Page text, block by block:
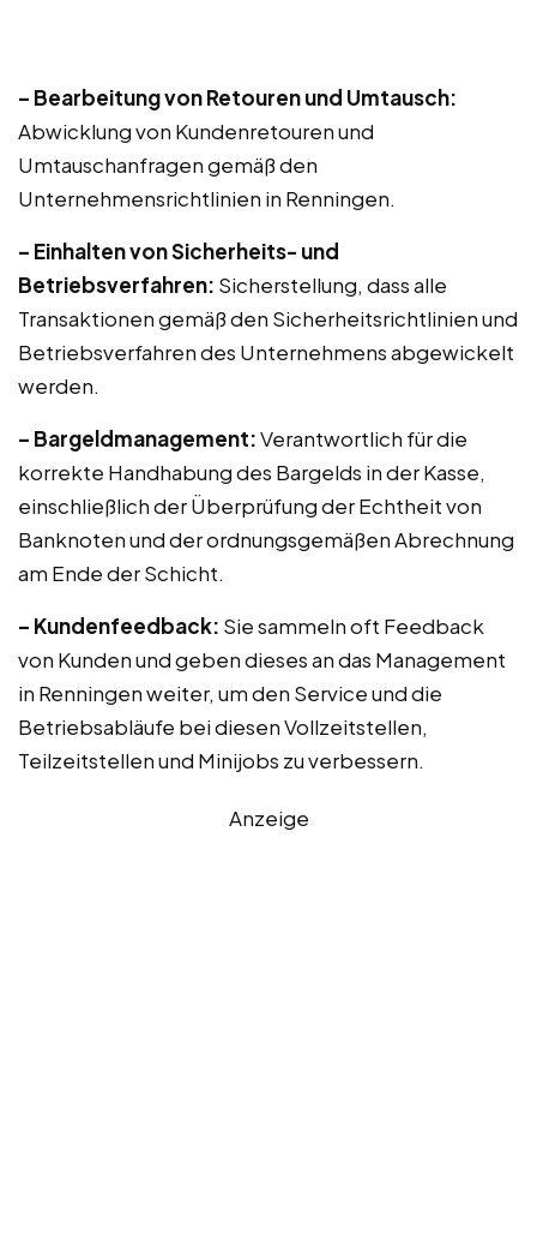
– Bearbeitung von Retouren und Umtausch:
Abwicklung von Kundenretouren und
Umtauschanfragen gemäß den
Unternehmensrichtlinien in Renningen.
– Einhalten von Sicherheits- und
Betriebsverfahren: Sicherstellung, dass alle
Transaktionen gemäß den Sicherheitsrichtlinien und
Betriebsverfahren des Unternehmens abgewickelt
werden.
– Bargeldmanagement:Verantwortlich für die
korrekte Handhabung des Bargelds in der Kasse,
einschließlich der Überprüfung der Echtheit von
Banknoten und der ordnungsgemäßen Abrechnung
am Ende der Schicht.
– Kundenfeedback: Sie sammeln oft Feedback
von Kunden und geben dieses an das Management
in Renningen weiter, um den Service und die
Betriebsabläufe bei diesen Vollzeitstellen,
Teilzeitstellen und Minijobs zu verbessern.
Anzeige